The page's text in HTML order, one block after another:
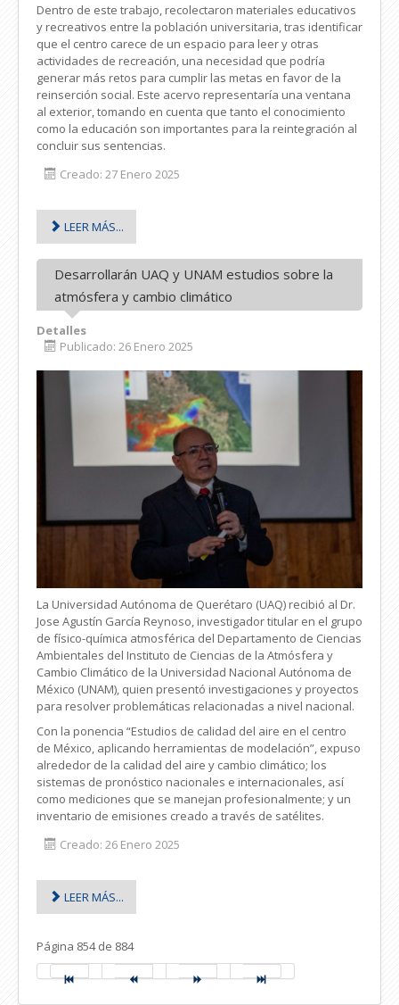
Dentro de este trabajo, recolectaron materiales educativos
y recreativos entre la población universitaria, tras identificar
que el centro carece de un espacio para leer y otras
actividades de recreación, una necesidad que podría
generar más retos para cumplir las metas en favor de la
reinserción social. Este acervo representaría una ventana
al exterior, tomando en cuenta que tanto el conocimiento
como la educación son importantes para la reintegración al
concluir sus sentencias.
Creado: 27 Enero 2025
LEER MÁS...
Desarrollarán UAQ y UNAM estudios sobre la
atmósfera y cambio climático
Detalles
Publicado: 26 Enero 2025
La Universidad Autónoma de Querétaro (UAQ) recibió al Dr.
Jose Agustín García Reynoso, investigador titular en el grupo
de físico-química atmosférica del Departamento de Ciencias
Ambientales del Instituto de Ciencias de la Atmósfera y
Cambio Climático de la Universidad Nacional Autónoma de
México (UNAM), quien presentó investigaciones y proyectos
para resolver problemáticas relacionadas a nivel nacional.
Con la ponencia “Estudios de calidad del aire en el centro
de México, aplicando herramientas de modelación”, expuso
alrededor de la calidad del aire y cambio climático; los
sistemas de pronóstico nacionales e internacionales, así
como mediciones que se manejan profesionalmente; y un
inventario de emisiones creado a través de satélites.
Creado: 26 Enero 2025
LEER MÁS...
Página 854 de 884